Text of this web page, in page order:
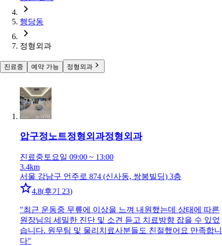
행당동
정형외과
진료중 예약 가능 정형외과
압구정노트정형외과정형외과
진료중 토요일 09:00 ~ 13:00
3.4km
서울 강남구 언주로 874 (신사동, 쌍봉빌딩) 3층
4.8(후기 23)
"최근 운동중 무릎에 이상을 느껴 내원했는데 상태에 따른
원장님의 세밀한 진단 및 소견 듣고 치료방향 잡을 수 있었
습니다. 원무팀 및 물리치료사분들도 친절했어요 만족합니
다"